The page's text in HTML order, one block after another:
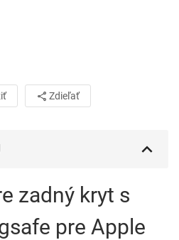
Zdieľať
zadný kryt s
pre Apple